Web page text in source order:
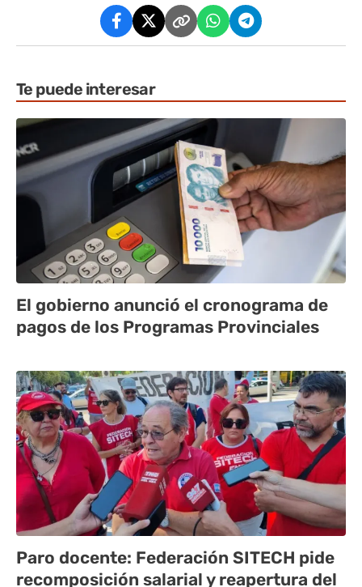
Te puede interesar
El gobierno anunció el cronograma de
pagos de los Programas Provinciales
Paro docente: Federación SITECH pide
recomposición salarial y reapertura del